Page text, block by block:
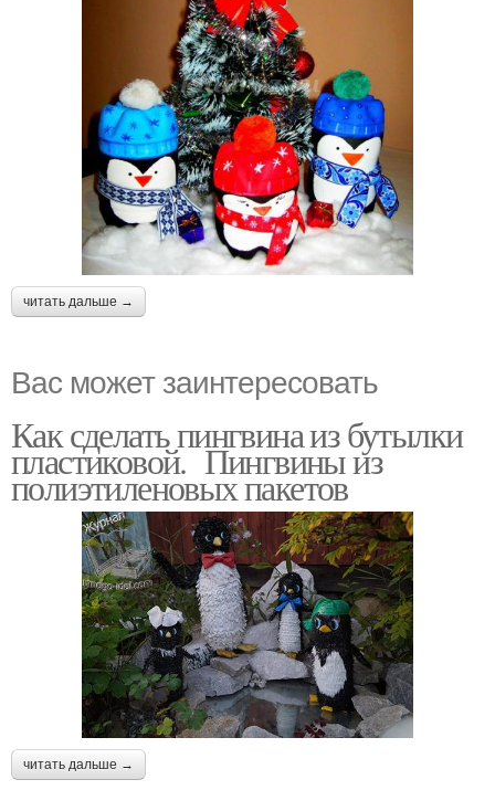
читать дальше →
Вас может заинтересовать
Как сделать пингвина из бутылки
пластиковой. Пингвины из
полиэтиленовых пакетов
читать дальше →